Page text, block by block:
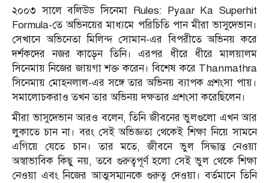
২০০৩ সালে বলিউড সিনেমা Rules: Pyaar Ka Superhit
Formula-তে অভিনয়ের মাধ্যমে পরিচিতি পান মীরা ভাসুদেভান।
সেখানে অভিনেতা মিলিন্দ সোমান-এর বিপরীতে অভিনয় করে
দর্শকদের নজর কাড়েন তিনি। এরপর ধীরে ধীরে মালয়ালম
সিনেমায় নিজের জায়গা শক্ত করেন। বিশেষ করে Thanmathra
সিনেমায় মোহনলাল-এর সঙ্গে তার অভিনয় ব্যাপক প্রশংসা পায়।
সমালোচকরাও তখন তার অভিনয় দক্ষতার প্রশংসা করেছিলেন।
মীরা ভাসুদেভান আরও বলেন, তিনি জীবনের ভুলগুলো এখন আর
লুকাতে চান না। বরং সেই অভিজ্ঞতা থেকেই শিক্ষা নিয়ে সামনে
এগিয়ে যেতে চান। তার মতে, জীবনে ভুল সিদ্ধান্ত নেওয়া
অস্বাভাবিক কিছু নয়, তবে গুরুত্বপূর্ণ হলো সেই ভুল থেকে শিক্ষা
নেওয়া এবং নিজের আত্মসম্মানকে গুরুত্ব দেওয়া। বর্তমানে তিনি